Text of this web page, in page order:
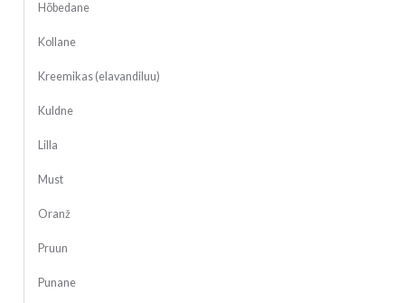
Hõbedane
Kollane
Kreemikas (elavandiluu)
Kuldne
Lilla
Must
Oranž
Pruun
Punane